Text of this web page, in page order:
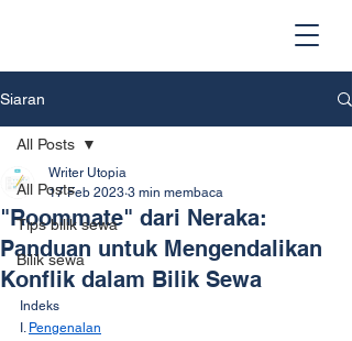
Siaran
All Posts
Tips bilik sewa
Bilik sewa
All Posts
"Roommate" dari Neraka:
Panduan untuk Mengendalikan
Konflik dalam Bilik Sewa
Writer Utopia
17 Feb 2023 3 min membaca
Indeks
I. Pengenalan